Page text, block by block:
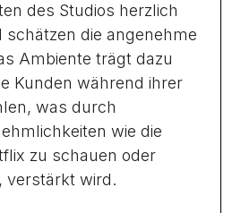
des Studios herzlich
die angenehme
Ambiente trägt dazu
Kunden während ihrer
was durch
wie die
zu schauen oder
verstärkt wird.